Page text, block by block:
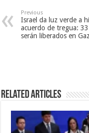
Previous
Israel da luz verde a
acuerdo de tregua:
serán liberados en
Related Articles